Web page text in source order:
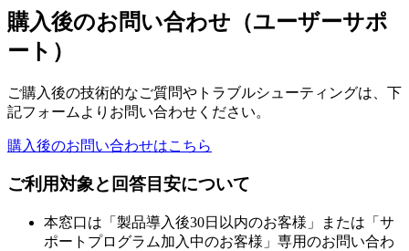
購入後のお問い合わせ（ユーザーサポ
ート）
ご購入後の技術的なご質問やトラブルシューティングは、下
記フォームよりお問い合わせください。
購入後のお問い合わせはこちら
ご利用対象と回答目安について
本窓口は「製品導入後30日以内のお客様」または「サ
ポートプログラム加入中のお客様」専用のお問い合わ